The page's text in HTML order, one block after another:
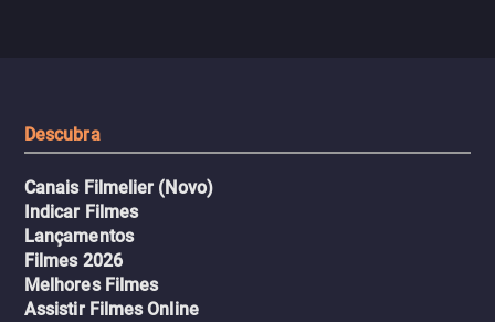
Descubra
Canais Filmelier (Novo)
Indicar Filmes
Lançamentos
Filmes 2026
Melhores Filmes
Assistir Filmes Online